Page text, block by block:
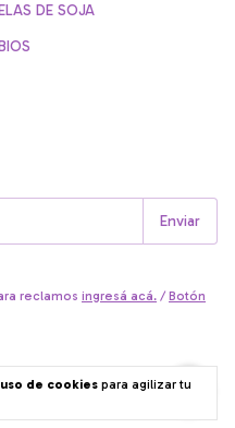
de cookies para agilizar tu
DE SOJA
reclamos ingresá acá. / Botón
Todos los derechos